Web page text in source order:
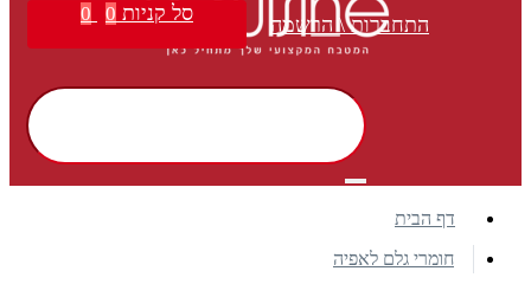
התחברות \ הרשמה סל קניות 0
0
דף הבית
חומרי גלם לאפיה